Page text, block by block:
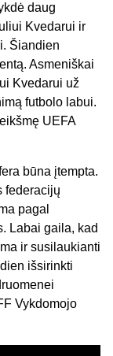
daug
Kvedarui ir
Šiandien
Asmeniškai
Kvedarui už
futbolo labui.
UEFA
būna įtempta.
federacijų
pagal
Labai gaila, kad
ir susilaukianti
išsirinkti
Vykdomojo